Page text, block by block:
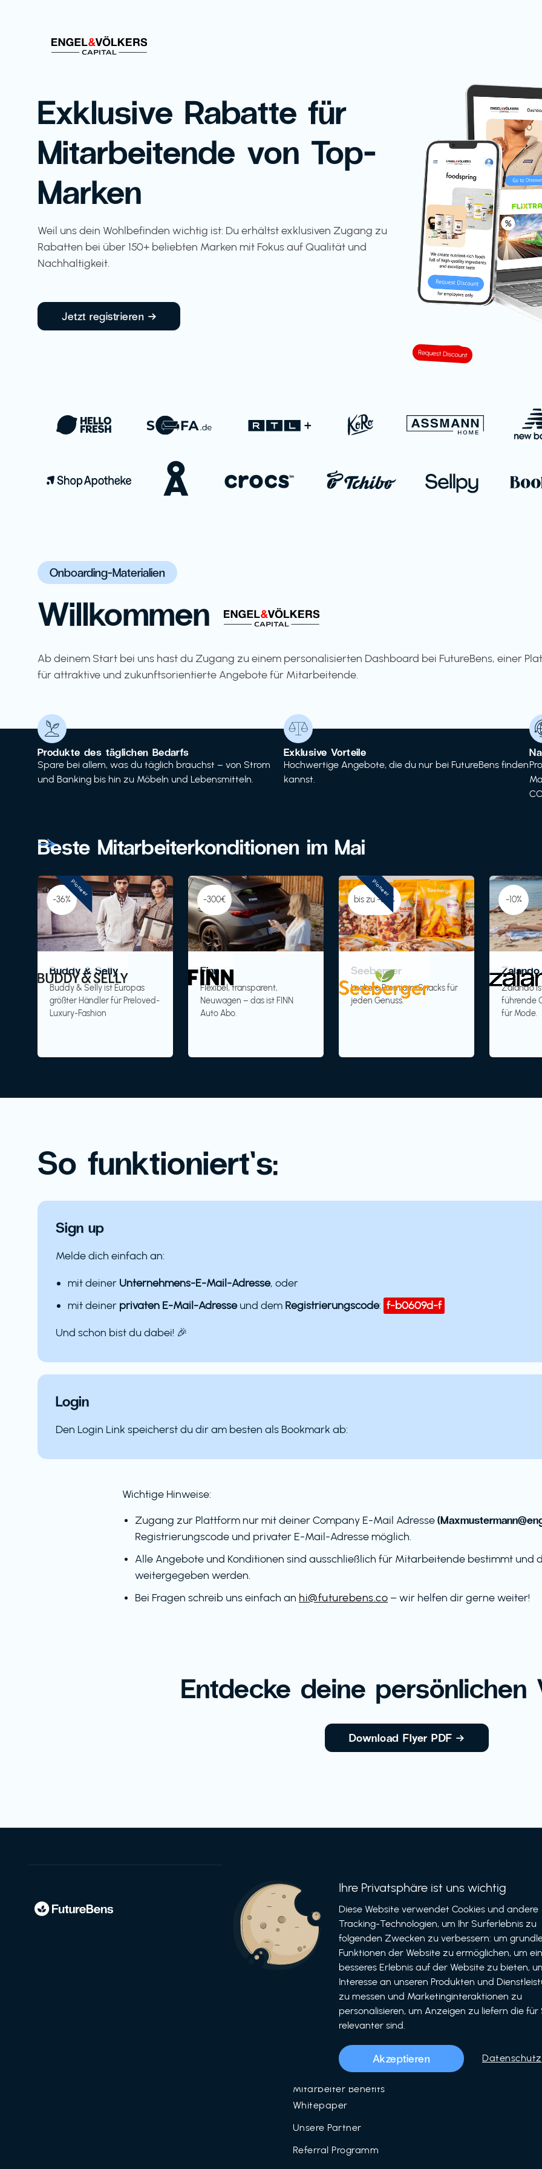
Exklusive Rabatte für
Mitarbeitende von Top-
Marken
Weil uns dein Wohlbefinden wichtig ist: Du erhältst exklusiven Zugang zu
Rabatten bei über 150+ beliebten Marken mit Fokus auf Qualität und
Nachhaltigkeit.
Jetzt registrieren →
Onboarding-Materialien
Willkommen
Ab deinem Start bei uns hast du Zugang zu einem personalisierten Dashboard bei FutureBens, einer
für attraktive und zukunftsorientierte Angebote für Mitarbeitende.
Produkte des täglichen Bedarfs
Spare bei allem, was du täglich brauchst – von Strom
und Banking bis hin zu Möbeln und Lebensmitteln.
Exklusive Vorteile
Hochwertige Angebote, die du nur bei FutureBens finden
kannst.
Beste Mitarbeiterkonditionen im Mai
-36%
Buddy & Selly
Buddy & Selly ist Europas
größter Händler für Preloved-
Luxury-Fashion
Pioneer
-300€
Finn
Flexibel, transparent,
Neuwagen – das ist FINN
Auto Abo.
bis zu -30%
Seeberger
Leckere Premium-Snacks für
jeden Genuss.
Pioneer
-10%
Zalando
führende
für Mode.
So funktioniert’s:
Sign up
Melde dich einfach an:
mit deiner Unternehmens-E-Mail-Adresse, oder
mit deiner privaten E-Mail-Adresseund dem Registrierungscode: f-b0609d-f
Und schon bist du dabei! 🎉
Login
Den Login Link speicherst du dir am besten als Bookmark ab:
Wichtige Hinweise:
Zugang zur Plattform nur mit deiner Company E-Mail Adresse
Registrierungscode und privater E-Mail-Adresse möglich.
Alle Angebote und Konditionen sind ausschließlich für Mitarbeitende bestimmt und
weitergegeben werden.
Bei Fragen schreib uns einfach an hi@futurebens.co – wir helfen dir gerne weiter!
Entdecke deine persönlichen
Download Flyer PDF →
Informationen
Für Unternehmen
Für Partner
Unser Team
Mitarbeiter Benefits
Mitarbeiter Benefits
Whitepaper
Unsere Partner
Referral Programm
Bewerben
als Unternehmen
Ihre Privatsphäre ist uns wichtig
Diese Website verwendet Cookies und andere
Tracking-Technologien, um Ihr Surferlebnis zu
folgenden Zwecken zu verbessern: um
Funktionen der Website zu ermöglichen, um ein
besseres Erlebnis auf der Website zu bieten,
Interesse an unseren Produkten und
zu messen und Marketinginteraktionen zu
personalisieren, um Anzeigen zu liefern die für
relevanter sind.
Akzeptieren Datenschutz